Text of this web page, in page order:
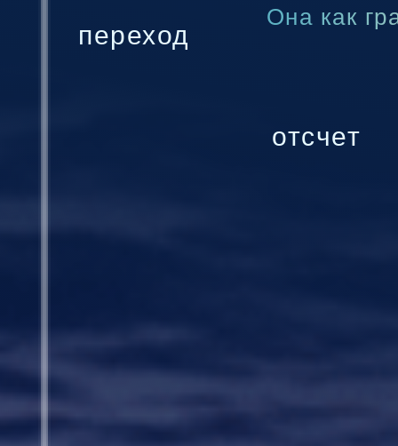
Она как
переход
отсчет